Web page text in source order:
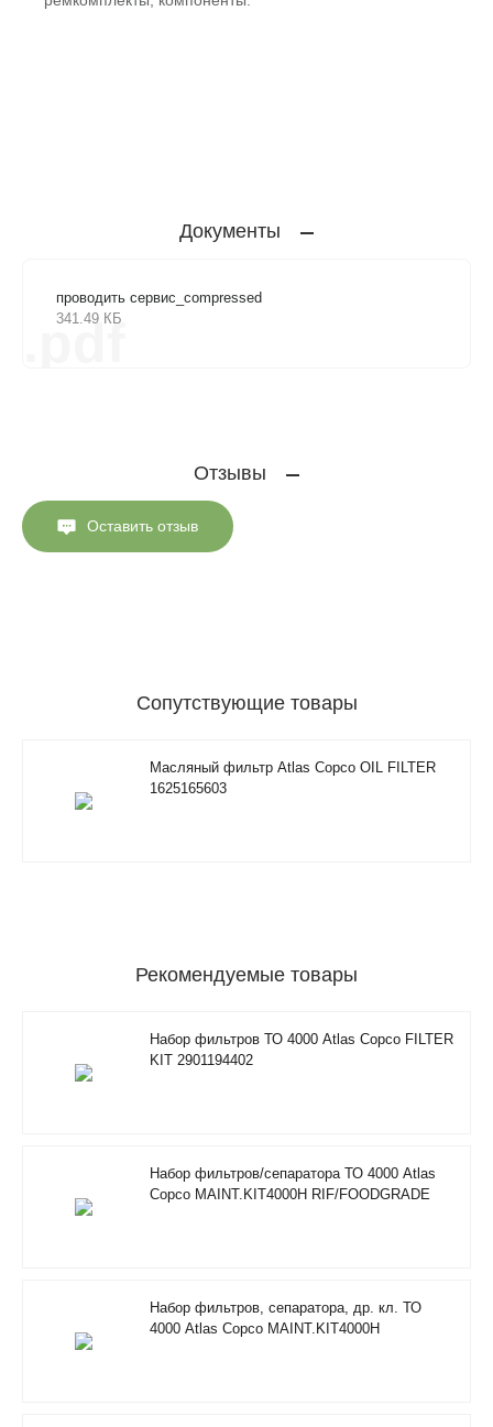
Документы
проводить сервис_compressed
341.49 КБ
.pdf
Отзывы
Оставить отзыв
Сопутствующие товары
Масляный фильтр Atlas Copco OIL FILTER
1625165603
Рекомендуемые товары
Набор фильтров ТО 4000 Atlas Copco FILTER
KIT 2901194402
Набор фильтров/сепаратора ТО 4000 Atlas
Copco MAINT.KIT4000H RIF/FOODGRADE
Набор фильтров, сепаратора, др. кл. ТО
4000 Atlas Copco MAINT.KIT4000H